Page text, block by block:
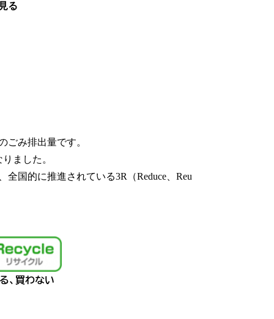
る
ごみ排出量です。
ました。
国的に推進されている3R（Reduce、Reu
る、買わない